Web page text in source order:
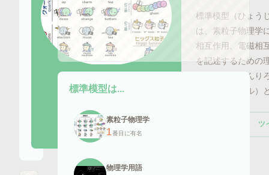
標準模型（ひょう
は、素粒子物理学
相互作用、電磁相
を記述するための
（ひょうじゅんり
うじゅんモデル）
ツ
標準模型は...
素粒子物理学
1番目に有名
物理学用語